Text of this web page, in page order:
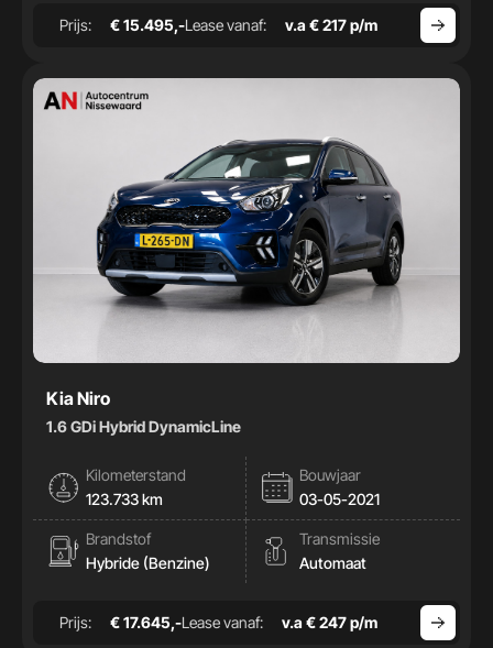
Prijs: € 15.495,-Lease vanaf: v.a € 217 p/m
Kia Niro
1.6 GDi Hybrid DynamicLine
Kilometerstand
123.733 km
Bouwjaar
03-05-2021
Brandstof
Hybride (Benzine)
Transmissie
Automaat
Prijs: € 17.645,-Lease vanaf: v.a € 247 p/m